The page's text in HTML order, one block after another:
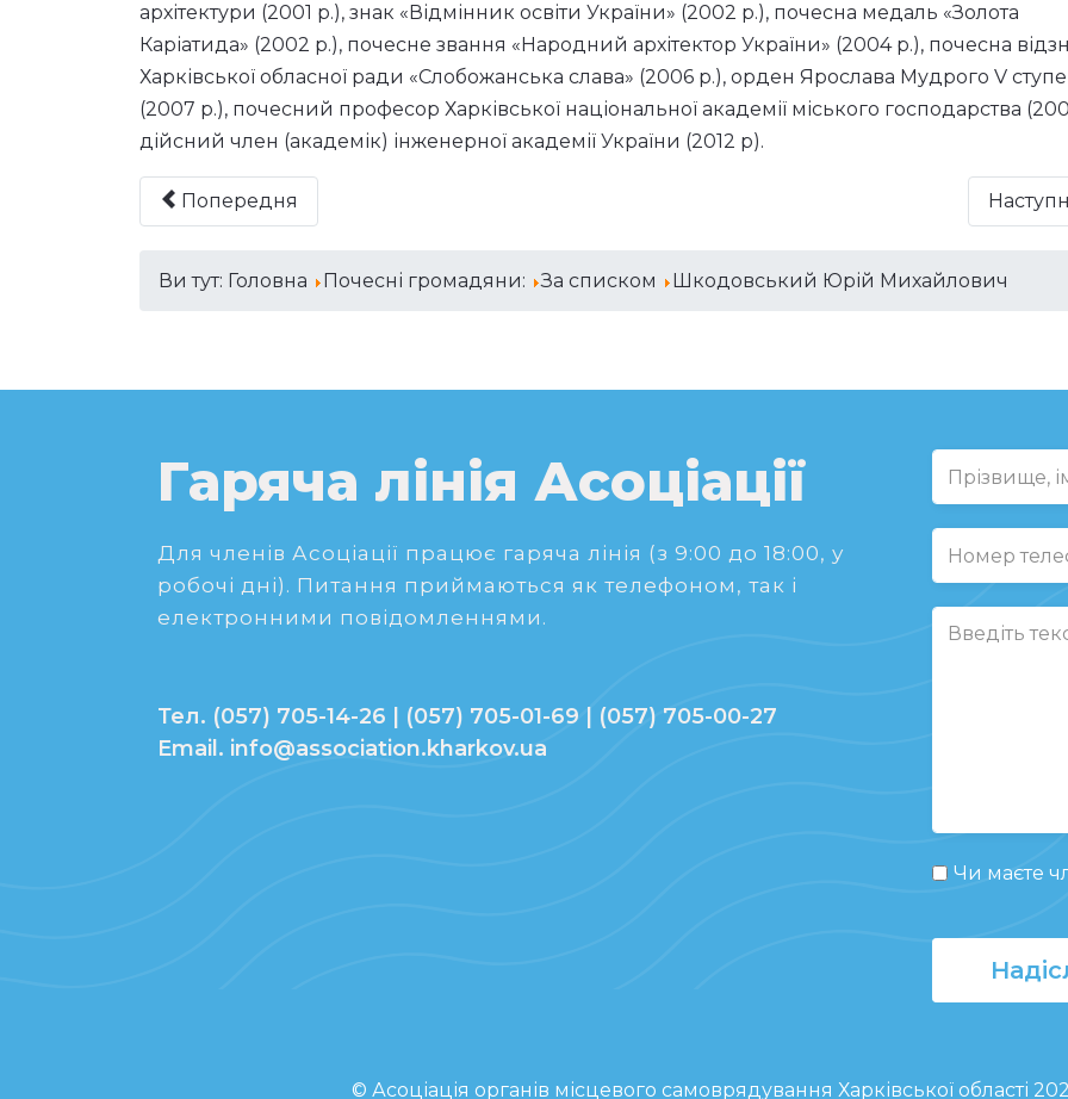
архітектури (2001 р.), знак «Відмінник освіти України» (2002 р.), почесна медаль «Золота
Каріатида» (2002 р.), почесне звання «Народний архітектор України» (2004 р.), почесна
Харківської обласної ради «Слобожанська слава» (2006 р.), орден Ярослава Мудрого V
(2007 р.), почесний професор Харківської національної академії міського господарства
дійсний член (академік) інженерної академії України (2012 р).
Попередня
Ви тут: Головна Почесні громадяни: За списком Шкодовський Юрій Михайлович
Гаряча лінія Асоціації
Для членів Асоціації працює гаряча лінія (з 9:00 до 18:00, у
робочі дні). Питання приймаються як телефоном, так і
електронними повідомленнями.
Тел. (057) 705-14-26 | (057) 705-01-69 | (057) 705-00-27
Email. info@association.kharkov.ua
Чи маєте
© Асоціація органів місцевого самоврядування Харківської області